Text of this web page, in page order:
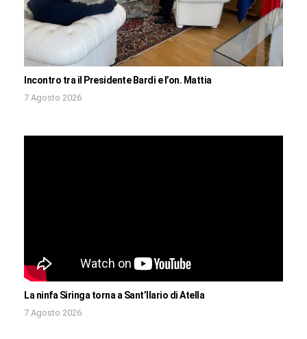
Incontro tra il Presidente Bardi e l’on. Mattia
7 Agosto 2026
La ninfa Siringa torna a Sant’Ilario di Atella
7 Agosto 2026